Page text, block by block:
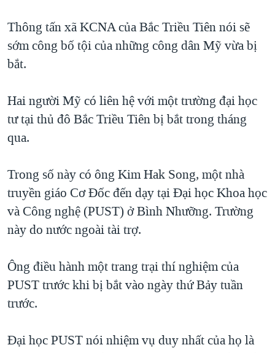
BÊN KIA QUỐC LỘ: TIẾNG VỌNG TỪ NÔNG THÔN MỸ
QUAN HỆ VIỆT MỸ
Thông tấn xã KCNA của Bắc Triều Tiên nói sẽ
sớm công bố tội của những công dân Mỹ vừa bị
bắt.
Hai người Mỹ có liên hệ với một trường đại học
tư tại thủ đô Bắc Triều Tiên bị bắt trong tháng
qua.
Trong số này có ông Kim Hak Song, một nhà
truyền giáo Cơ Đốc đến dạy tại Đại học Khoa học
và Công nghệ (PUST) ở Bình Nhưỡng. Trường
này do nước ngoài tài trợ.
Ông điều hành một trang trại thí nghiệm của
PUST trước khi bị bắt vào ngày thứ Bảy tuần
trước.
Đại học PUST nói nhiệm vụ duy nhất của họ là